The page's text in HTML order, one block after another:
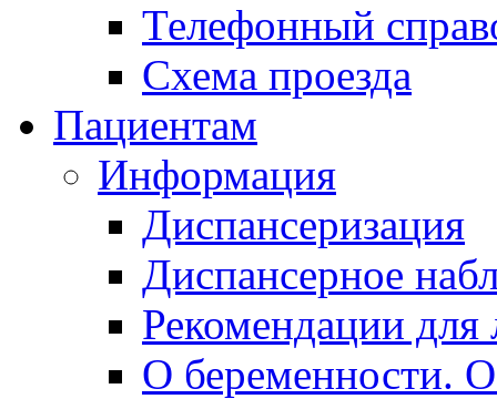
Телефонный
Схема проезда
Пациентам
Информация
Диспансеризация
Диспансерное
Рекомендации для
О беременности.